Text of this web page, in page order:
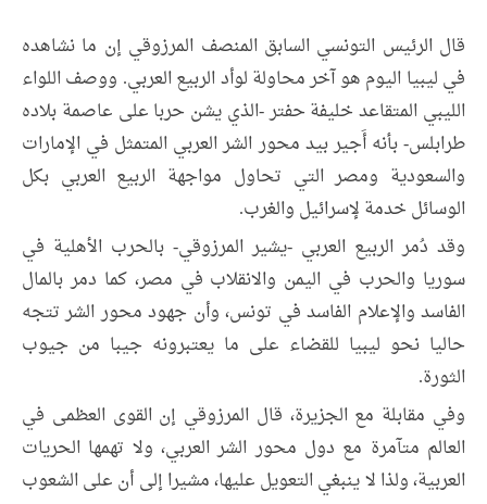
قال الرئيس التونسي السابق المنصف المرزوقي إن ما نشاهده
في ليبيا اليوم هو آخر محاولة لوأد الربيع العربي. ووصف اللواء
الليبي المتقاعد خليفة حفتر -الذي يشن حربا على عاصمة بلاده
طرابلس- بأنه أَجير بيد محور الشر العربي المتمثل في الإمارات
والسعودية ومصر التي تحاول مواجهة الربيع العربي بكل
الوسائل خدمة لإسرائيل والغرب.
وقد دُمر الربيع العربي -يشير المرزوقي- بالحرب الأهلية في
سوريا والحرب في اليمن والانقلاب في مصر، كما دمر بالمال
الفاسد والإعلام الفاسد في تونس، وأن جهود محور الشر تتجه
حاليا نحو ليبيا للقضاء على ما يعتبرونه جيبا من جيوب
الثورة.
وفي مقابلة مع الجزيرة، قال المرزوقي إن القوى العظمى في
العالم متآمرة مع دول محور الشر العربي، ولا تهمها الحريات
العربية، ولذا لا ينبغي التعويل عليها، مشيرا إلى أن على الشعوب